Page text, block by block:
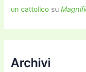
un cattolico su
Archivi